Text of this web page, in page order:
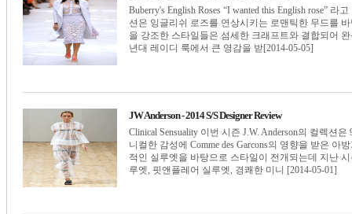
Buberry's English Roses “I wanted this English rose”
션은 잉글리쉬 로즈를 연상시키는 로맨틱한 무드를
을 강조한 스타일들은 섬세한 크래프트와 결합되어
년대 레이디 룩에서 큰 영감을 받[2014-05-05]
JW Anderson - 2014 S/S Designer Review
Clinical Sensuality 이번 시즌 J.W. Anderson의 컬렉션
니컬한 감성에 Comme des Garcons의 영향을 받은
적인 실루엣을 바탕으로 스타일이 전개되는데 지난
루엣, 핏앤플레어 실루엣, 경쾌한 미니 [2014-05-01]